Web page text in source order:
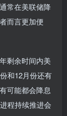
常在美联储降
而言更加便
剩余时间内美
和12月份还有
可能都会降息
程持续推进会